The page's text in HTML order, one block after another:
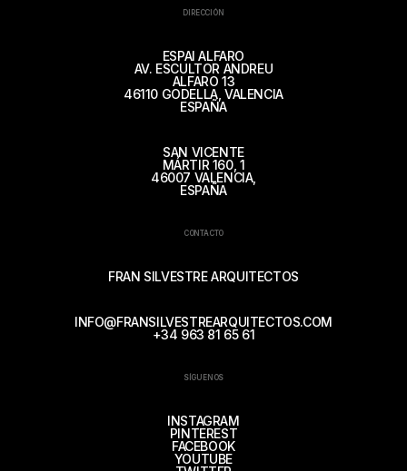
DIRECCIÓN
ESPAI ALFARO
AV. ESCULTOR ANDREU
ALFARO 13
46110 GODELLA, VALENCIA
ESPAÑA
SAN VICENTE
MÁRTIR 160, 1
46007 VALENCIA,
ESPAÑA
CONTACTO
FRAN SILVESTRE ARQUITECTOS
INFO@FRANSILVESTREARQUITECTOS.COM
+34 963 81 65 61
SÍGUENOS
INSTAGRAM
PINTEREST
FACEBOOK
YOUTUBE